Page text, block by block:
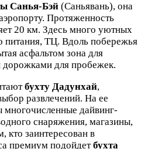
Санья-Бэй (Саньявань), она
Протяженность
20 км. Здесь много уютных
питания, ТЦ. Вдоль побережья
асфальтом зона для
для пробежек.
бухту Дадунхай,
развлечений. На ее
многочисленные дайвинг-
снаряжения, магазины,
кто заинтересован в
премиум подойдетбухта